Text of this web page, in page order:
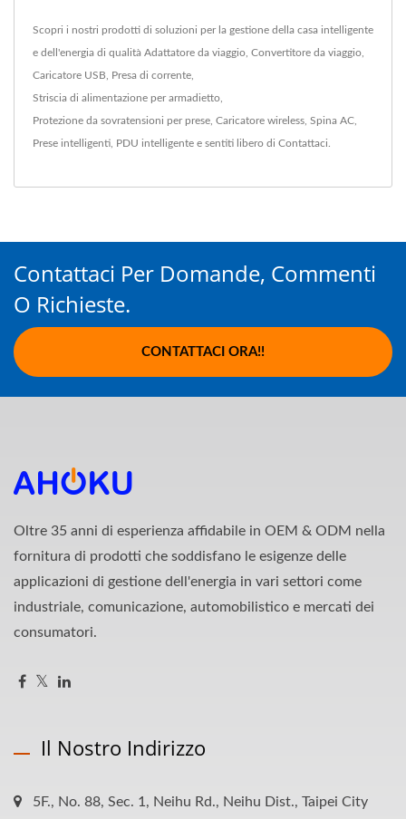
Scopri i nostri prodotti di soluzioni per la gestione della casa intelligente
e dell'energia di qualità Adattatore da viaggio Convertitore da viaggio
Caricatore USB Presa di corrente
Striscia di alimentazione per armadietto
Protezione da sovratensioni per prese Caricatore wireless Spina AC
Prese intelligenti PDU intelligente e sentiti libero di Contattaci
Contattaci Per Domande, Commenti
O Richieste.
CONTATTACI ORA!!
Oltre 35 anni di esperienza affidabile in OEM & ODM nella
fornitura di prodotti che soddisfano le esigenze delle
applicazioni di gestione dell'energia in vari settori come
industriale, comunicazione, automobilistico e mercati dei
consumatori.
Il Nostro Indirizzo
5F., No. 88, Sec. 1, Neihu Rd., Neihu Dist., Taipei City